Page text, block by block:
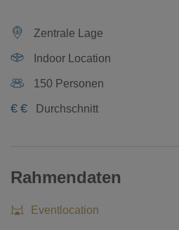
Zentrale Lage
Indoor Location
150 Personen
€ € Durchschnitt
Rahmendaten
Eventlocation